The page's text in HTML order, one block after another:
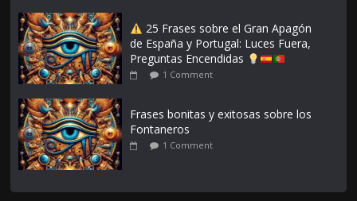
25 Frases sobre el Gran Apagón
de España y Portugal: Luces Fuera,
Preguntas Encendidas
1 Comment
Frases bonitas y exitosas sobre los
Fontaneros
1 Comment